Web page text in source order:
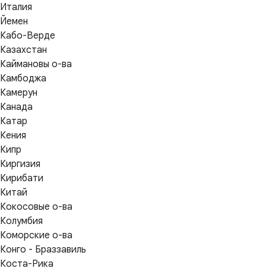
Италия
Йемен
Кабо-Верде
Казахстан
Каймановы о-ва
Камбоджа
Камерун
Канада
Катар
Кения
Кипр
Киргизия
Кирибати
Китай
Кокосовые о-ва
Колумбия
Коморские о-ва
Конго - Браззавиль
Коста-Рика